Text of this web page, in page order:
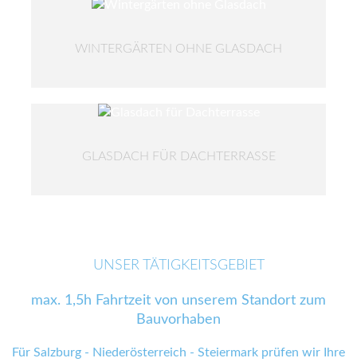
WINTERGÄRTEN OHNE GLASDACH
GLASDACH FÜR DACHTERRASSE
UNSER TÄTIGKEITSGEBIET
max. 1,5h Fahrtzeit von unserem Standort zum
Bauvorhaben
Für Salzburg - Niederösterreich - Steiermark prüfen wir Ihre